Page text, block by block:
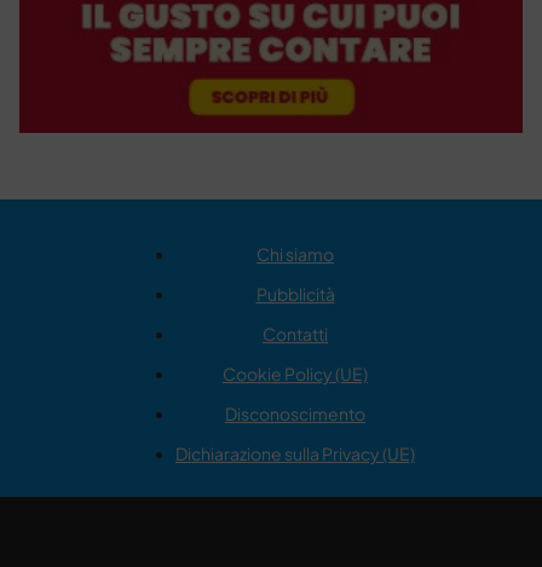
Chi siamo
Pubblicità
Contatti
Cookie Policy (UE)
Disconoscimento
Dichiarazione sulla Privacy (UE)